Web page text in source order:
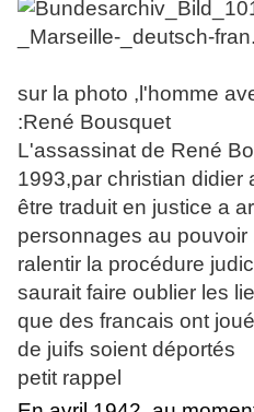
sur la photo ,l'homme
:René Bousquet
L'assassinat de René
1993,par christian didier
être traduit en justice a
personnages au pouvoir
ralentir la procédure
saurait faire oublier les
que des francais ont
de juifs soient déportés
petit rappel